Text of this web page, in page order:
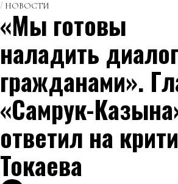
НОВОСТИ
«Мы готовы
наладить
гражданами».
«Самрук-
ответил на
Токаева